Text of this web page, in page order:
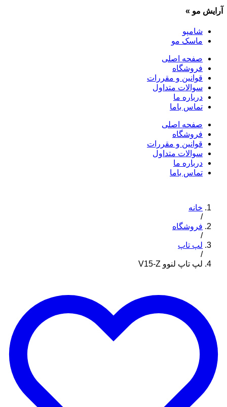
آرایش مو »
شامپو
ماسک مو
صفحه اصلی
فروشگاه
قوانین و مقررات
سوالات متداول
درباره ما
تماس باما
صفحه اصلی
فروشگاه
قوانین و مقررات
سوالات متداول
درباره ما
تماس باما
خانه
/
فروشگاه
/
لپ تاپ
/
لپ تاپ لنوو V15-Z